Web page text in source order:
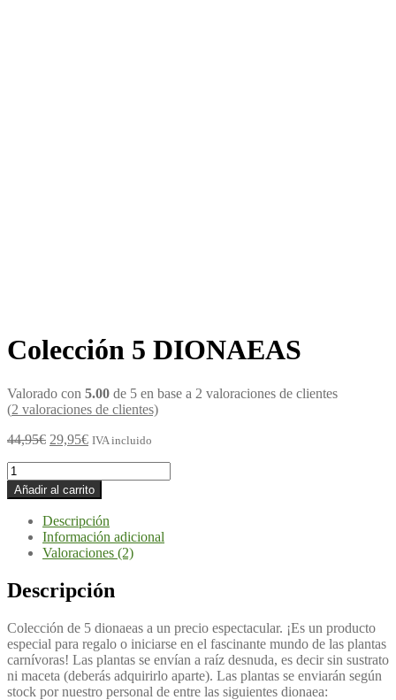
Colección 5 DIONAEAS
Valorado con 5.00 de 5 en base a 2 valoraciones de clientes
(2 valoraciones de clientes)
44,95€ 29,95€ IVA incluido
Añadir al carrito
Descripción
Información adicional
Valoraciones (2)
Descripción
Colección de 5 dionaeas a un precio espectacular. ¡Es un producto
especial para regalo o iniciarse en el fascinante mundo de las plantas
carnívoras! Las plantas se envían a raíz desnuda, es decir sin sustrato
ni maceta (deberás adquirirlo aparte). Las plantas se enviarán según
stock por nuestro personal de entre las siguientes dionaea: